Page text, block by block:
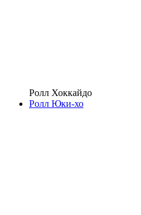
Ролл Хоккайдо
Ролл Юки-хо